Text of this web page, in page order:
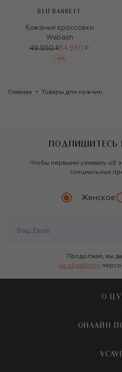
BLU BARRETT
Кожаные кроссовки
Wabash
49 950 ₽34 950 ₽
-30%
Главная Товары для мужчин
ПОДПИШИТЕСЬ
Чтобы первыми узнавать об
специальных
Женское
Продолжая, вы
на обработку
О
О
Бутики и
ОНЛАЙН